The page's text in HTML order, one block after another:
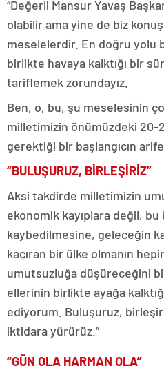
“Değerli Mansur Yavaş
olabilir ama yine de biz
meselelerdir. En doğru yolu
birlikte havaya kalktığı bir
tariflemek zorundayız.
Ben, o, bu, şu meselesinin
milletimizin önümüzdeki 20-
gerektiği bir başlangıcın
“BULUŞURUZ, BİRLEŞİRİZ”
Aksi takdirde milletimizin
ekonomik kayıplara değil, bu
kaybedilmesine, geleceğin
kaçıran bir ülke olmanın
umutsuzluğa düşüreceğini
ellerinin birlikte ayağa
ediyorum. Buluşuruz,
iktidara yürürüz.”
“GÜN OLA HARMAN OLA”